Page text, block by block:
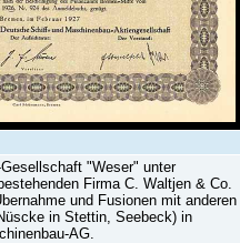
"Weser" unter
Firma C. Waltjen & Co.
und Fusionen mit anderen
in Stettin, Seebeck) in
AG.